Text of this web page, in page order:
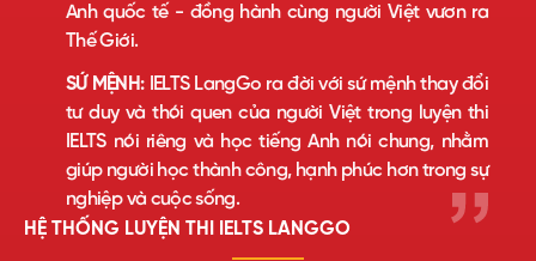
Anh quốc tế - đồng hành cùng người Việt vươn ra
Thế Giới.
SỨ MỆNH:IELTS LangGo ra đời với sứ mệnh thay đổi
tư duy và thói quen của người Việt trong luyện thi
IELTS nói riêng và học tiếng Anh nói chung, nhằm
giúp người học thành công, hạnh phúc hơn trong sự
nghiệp và cuộc sống.
HỆ THỐNG LUYỆN THI IELTS LANGGO